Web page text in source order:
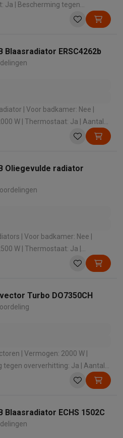
Ja | Bescherming tegen
Ja | Geschikt voor ruimtes van:
Blaasradiator ERSC4262b
Nee |
W | Thermostaat: Ja | Aantal
2
Oliegevulde radiator
Nee |
W | Thermostaat: Ja |
tegen oververhitting: Ja
Turbo DO7350CH
2000 W |
tegen oververhitting: Ja | Aantal
Blaasradiator ECHS 1502C